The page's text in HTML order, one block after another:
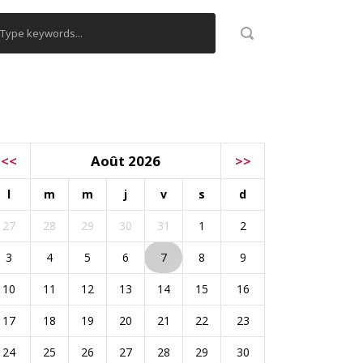
<< Août 2026 >>
l m m j v s d
27 28 29 30 31 1 2
3 4 5 6 7 8 9
10 11 12 13 14 15 16
17 18 19 20 21 22 23
24 25 26 27 28 29 30